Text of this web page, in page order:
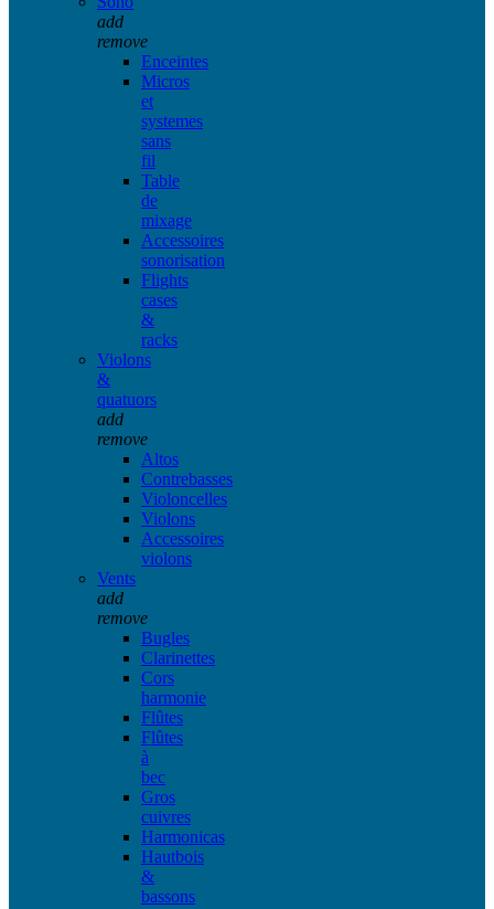
add
remove
Enceintes
Micros
et
systemes
sans
fil
Table
de
mixage
Accessoires
sonorisation
Flights
cases
&
racks
Violons
&
quatuors
add
remove
Altos
Contrebasses
Violoncelles
Violons
Accessoires
violons
Vents
add
remove
Bugles
Clarinettes
Cors
harmonie
Flûtes
Flûtes
à
bec
Gros
cuivres
Harmonicas
Hautbois
&
bassons